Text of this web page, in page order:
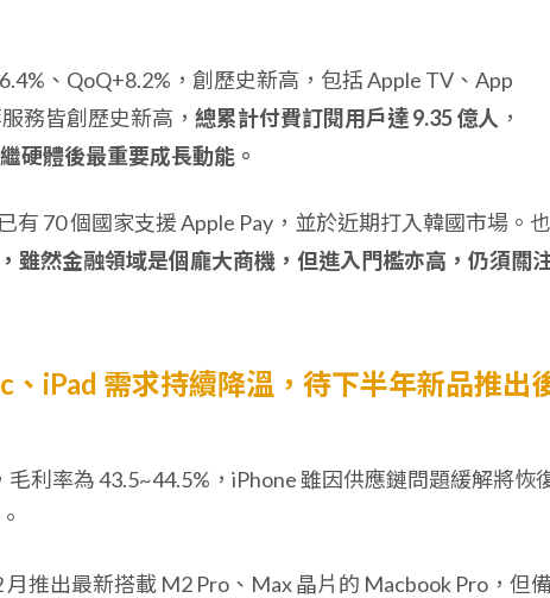
、QoQ+8.2%，創歷史新高，包括 Apple TV、App
務皆創歷史新高， 總累計付費訂閱用戶達 9.35 億人 ，
硬體後最重要成長動能。
有 70 個國家支援 Apple Pay，並於近期打入韓國市場。
，雖然金融領域是個龐大商機，但進入門檻亦高，仍須關
iPad 需求持續降溫，待下半年新品推出
毛利率為 43.5~44.5%，iPhone 雖因供應鏈問題緩解將恢
推出最新搭載 M2 Pro、Max 晶片的 Macbook Pro，但